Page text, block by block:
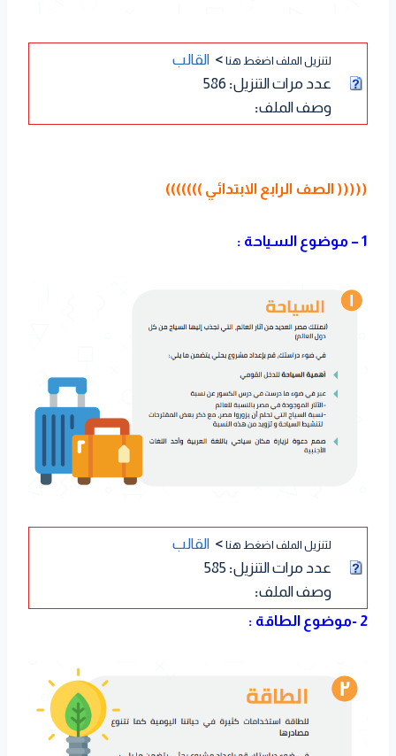
لتنزيل الملف اضغط هنا > القالب
عدد مرات التنزيل:
وصف الملف:
((((( الصف الرابع الابتدائي )))))))
1 – موضوع السياحة :
لتنزيل الملف اضغط هنا > القالب
عدد مرات التنزيل:
وصف الملف:
2 -موضوع الطاقة :